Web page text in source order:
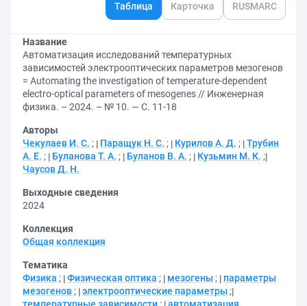
Таблица Карточка RUSMARC
Название
Автоматизация исследований температурных
зависимостей электрооптических параметров мезогенов
= Automating the investigation of temperature-dependent
electro-optical parameters of mesogenes // Инженерная
физика. – 2024. – № 10. — С. 11-18
Авторы
Чекулаев И. С. ; Паращук Н. С. ; Курилов А. Д. ; Трубин
А. Е. ; Буланова Т. А. ; Буланов В. А. ; Кузьмин М. К. ;
Чаусов Д. Н.
Выходные сведения
2024
Коллекция
Общая коллекция
Тематика
Физика ; Физическая оптика ; мезогены ;
параметры
мезогенов ; электрооптические параметры ;